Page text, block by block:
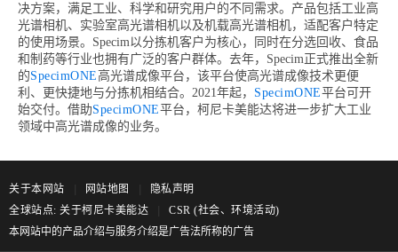
决方案，满足工业、科学和研究用户的不同需求。产品包括工业高
光谱相机、实验室高光谱相机以及机载高光谱相机，适配客户特定
的使用场景。Specim以分拣机客户为核心，同时在分选回收、食品
和制药等行业也拥有广泛的客户群体。去年，Specim正式推出全新
的SpecimONE高光谱成像平台，该平台使高光谱成像技术更便
利、更快捷地与分拣机相结合。2021年起， SpecimONE平台可开
始交付。借助SpecimONE平台，柯尼卡美能达将进一步扩大工业
领域中高光谱成像的业务。
关于本网站 网站地图
隐私声明
全球站点: 关于柯尼卡美能达
CSR (社会、环境活动)
本网站中的产品介绍与服务介绍是广告法所称的广告